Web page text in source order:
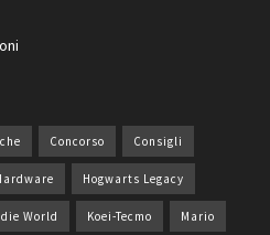
Concorso Consigli
Hogwarts Legacy
World Koei-Tecmo Mario